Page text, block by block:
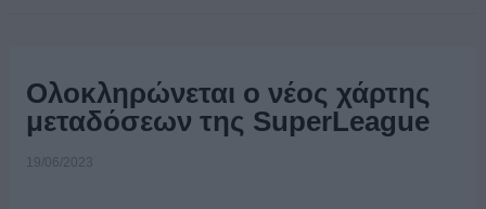
Ολοκληρώνεται ο νέος χάρτης
μεταδόσεων της SuperLeague
19/06/2023